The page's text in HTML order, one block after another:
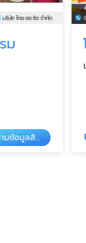
สอบถามข้อมูลสินค้า
บ